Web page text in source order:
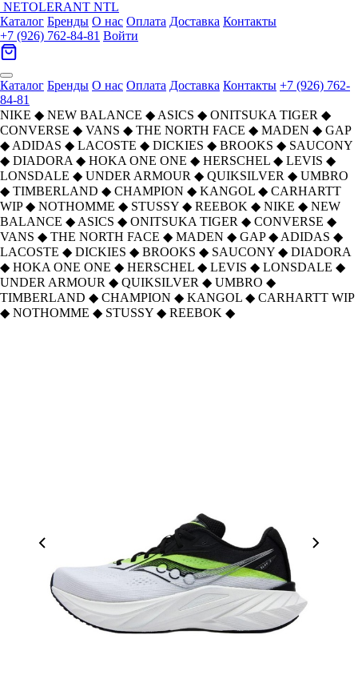
NETOLERANT NTL
Каталог Бренды О нас Оплата Доставка Контакты
+7 (926) 762-84-81 Войти
Каталог Бренды О нас Оплата Доставка Контакты +7 (926) 762-
84-81
NIKE ◆ NEW BALANCE ◆ ASICS ◆ ONITSUKA TIGER ◆
CONVERSE ◆ VANS ◆ THE NORTH FACE ◆ MADEN ◆ GAP
◆ ADIDAS ◆ LACOSTE ◆ DICKIES ◆ BROOKS ◆ SAUCONY
◆ DIADORA ◆ HOKA ONE ONE ◆ HERSCHEL ◆ LEVIS ◆
LONSDALE ◆ UNDER ARMOUR ◆ QUIKSILVER ◆ UMBRO
◆ TIMBERLAND ◆ CHAMPION ◆ KANGOL ◆ CARHARTT
WIP ◆ NOTHOMME ◆ STUSSY ◆ REEBOK ◆ NIKE ◆ NEW
BALANCE ◆ ASICS ◆ ONITSUKA TIGER ◆ CONVERSE ◆
VANS ◆ THE NORTH FACE ◆ MADEN ◆ GAP ◆ ADIDAS ◆
LACOSTE ◆ DICKIES ◆ BROOKS ◆ SAUCONY ◆ DIADORA
◆ HOKA ONE ONE ◆ HERSCHEL ◆ LEVIS ◆ LONSDALE ◆
UNDER ARMOUR ◆ QUIKSILVER ◆ UMBRO ◆
TIMBERLAND ◆ CHAMPION ◆ KANGOL ◆ CARHARTT WIP
◆ NOTHOMME ◆ STUSSY ◆ REEBOK ◆